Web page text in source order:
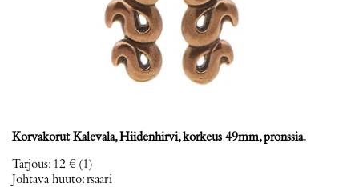
Korvakorut Kalevala, Hiidenhirvi, korkeus 49mm, pronssia.
Tarjous: 12 € (1)
Johtava huuto:rsaari